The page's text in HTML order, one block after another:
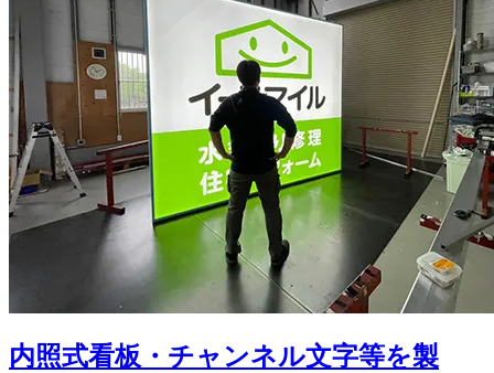
内照式看板・チャンネル文字等を製